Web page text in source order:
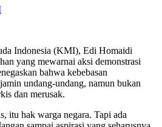
Indonesia (KMI), Edi Homaidi
yang mewarnai aksi demonstrasi
bahwa kebebasan
undang-undang, namun bukan
dan merusak.
itu hak warga negara. Tapi ada